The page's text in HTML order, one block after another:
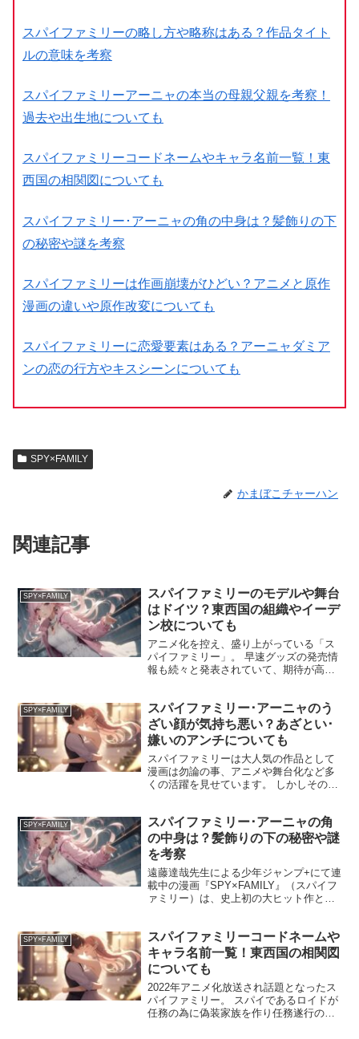
スパイファミリーの略し方や略称はある？作品タイト
ルの意味を考察
スパイファミリーアーニャの本当の母親父親を考察！
過去や出生地についても
スパイファミリーコードネームやキャラ名前一覧！東
西国の相関図についても
スパイファミリー･アーニャの角の中身は？髪飾りの下
の秘密や謎を考察
スパイファミリーは作画崩壊がひどい？アニメと原作
漫画の違いや原作改変についても
スパイファミリーに恋愛要素はある？アーニャダミア
ンの恋の行方やキスシーンについても
SPY×FAMILY
かまぼこチャーハン
関連記事
SPY×FAMILY
スパイファミリーのモデルや舞台
はドイツ？東西国の組織やイーデ
ン校についても
アニメ化を控え、盛り上がっている「ス
パイファミリー」。 早速グッズの発売情
報も続々と発表されていて、期待が高ま
思います！ どうやらスパイファミリーの
物語に登場する場所...
SPY×FAMILY
スパイファミリー･アーニャのう
ざい顔が気持ち悪い？あざとい･
嫌いのアンチについても
スパイファミリーは大人気の作品として
漫画は勿論の事、アニメや舞台化など多
くの活躍を見せています。 しかしその分
い顔が気持ち悪い？と、アーニャの特徴
でもある変顔があざと...
SPY×FAMILY
スパイファミリー･アーニャの角
の中身は？髪飾りの下の秘密や謎
を考察
遠藤達哉先生による少年ジャンプ+にて連
載中の漫画『SPY×FAMILY』（スパイフ
ァミリー）は、史上初の大ヒット作とな
作品に登場する、最も重要なキャラクタ
ーである、テ...
SPY×FAMILY
スパイファミリーコードネームや
キャラ名前一覧！東西国の相関図
についても
2022年アニメ化放送され話題となったス
パイファミリー。 スパイであるロイドが
任務の為に偽装家族を作り任務遂行の為